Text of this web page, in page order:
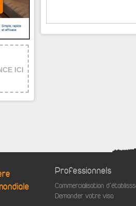
ICI
Professionnels
Commercialisation
Demander votre visa